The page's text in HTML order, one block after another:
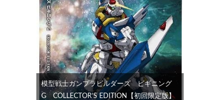
模型戦士ガンプラビルダーズ ビギニング
G COLLECTOR’S EDITION【初回限定版】